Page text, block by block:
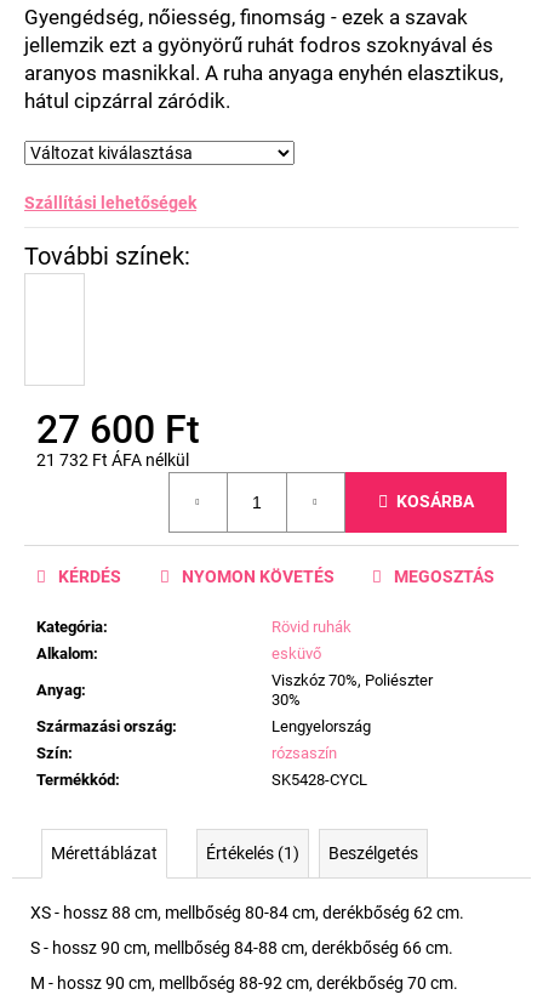
csillag.
Gyengédség, nőiesség, finomság - ezek a szavak
jellemzik ezt a gyönyörű ruhát fodros szoknyával és
aranyos masnikkal. A ruha anyaga enyhén elasztikus,
hátul cipzárral záródik.
Szállítási lehetőségek
27 600 Ft
21 732 Ft ÁFA nélkül
KOSÁRBA
Kategória:
Rövid ruhák
Alkalom:
esküvő
Anyag:
Viszkóz 70%, Poliészter
30%
Származási ország:
Lengyelország
Szín:
rózsaszín
Termékkód: SK5428-CYCL
KÉRDÉS NYOMON KÖVETÉS MEGOSZTÁS
Mérettáblázat Értékelés (1) Beszélgetés
XS - hossz 88 cm, mellbőség 80-84 cm, derékbőség 62 cm.
S - hossz 90 cm, mellbőség 84-88 cm, derékbőség 66 cm.
M - hossz 90 cm, mellbőség 88-92 cm, derékbőség 70 cm.